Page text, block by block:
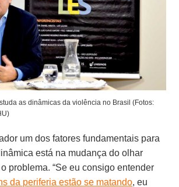
as dinâmicas da violência no Brasil (Fotos:
um dos fatores fundamentais para
está na mudança do olhar
problema. “Se eu consigo entender
da periferia estão se matando, eu